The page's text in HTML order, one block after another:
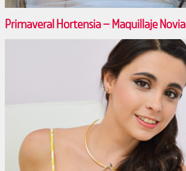
Primaveral Hortensia – Maquillaje Novia